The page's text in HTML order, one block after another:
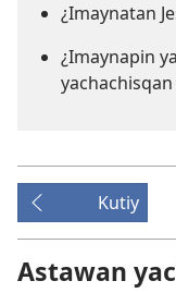
¿Imaynatan
¿Imaynapin
Kutiy
Astawan